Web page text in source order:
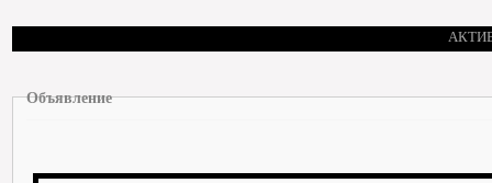
Объявление